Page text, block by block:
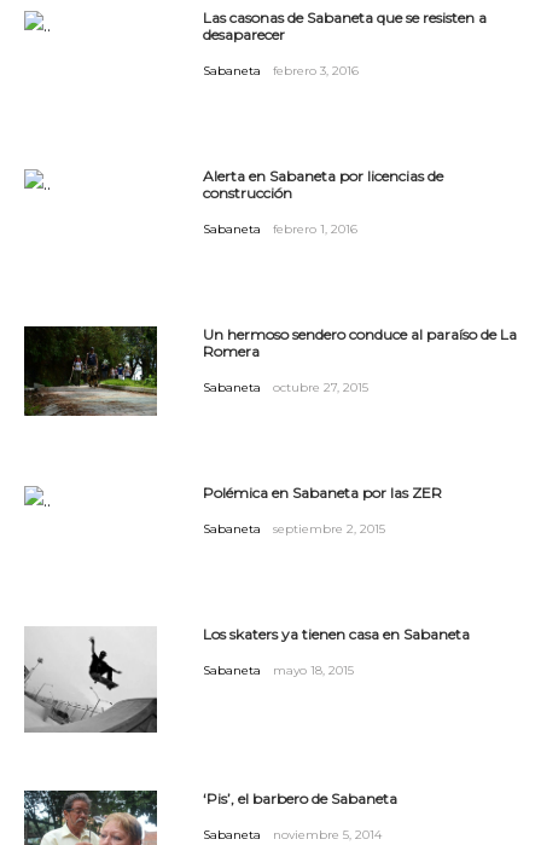
Las casonas de Sabaneta que se resisten a
desaparecer
Sabaneta febrero 3, 2016
Alerta en Sabaneta por licencias de
construcción
Sabaneta febrero 1, 2016
Un hermoso sendero conduce al paraíso de La
Romera
Sabaneta octubre 27, 2015
Polémica en Sabaneta por las ZER
Sabaneta septiembre 2, 2015
Los skaters ya tienen casa en Sabaneta
Sabaneta mayo 18, 2015
‘Pis’, el barbero de Sabaneta
Sabaneta noviembre 5, 2014